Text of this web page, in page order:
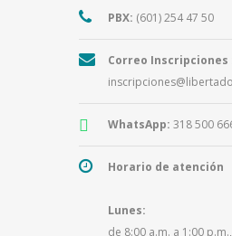
PBX: (601) 254 47 50
Correo Inscripciones
WhatsApp: 318 500
Horario de atención
Lunes:
de 8:00 a.m. a 1:00 p.m.,